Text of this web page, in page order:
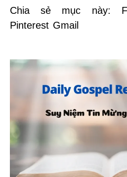
Chia sẻ mục này:
Pinterest Gmail